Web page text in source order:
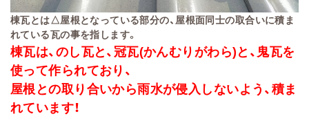
棟瓦とは△屋根となっている部分の、屋根面同士の取合いに積ま
れている瓦の事を指します。
棟瓦は、のし瓦と、冠瓦(かんむりがわら)と、鬼瓦を
使って作られており、
屋根との取り合いから雨水が侵入しないよう、積ま
れています！